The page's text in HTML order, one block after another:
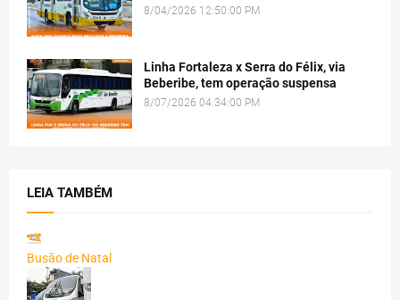
8/04/2026 12:50:00 PM
Linha Fortaleza x Serra do Félix, via
Beberibe, tem operação suspensa
8/07/2026 04:34:00 PM
LEIA TAMBÉM
Busão de Natal